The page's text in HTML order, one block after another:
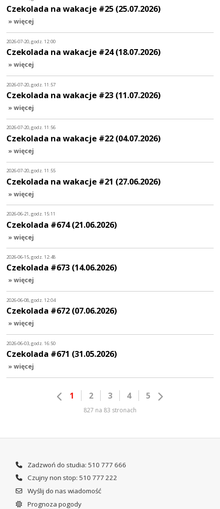
Czekolada na wakacje #25 (25.07.2026)
» więcej
2026-07-20, godz. 12:00
Czekolada na wakacje #24 (18.07.2026)
» więcej
2026-07-20, godz. 11:57
Czekolada na wakacje #23 (11.07.2026)
» więcej
2026-07-20, godz. 11:56
Czekolada na wakacje #22 (04.07.2026)
» więcej
2026-07-20, godz. 11:55
Czekolada na wakacje #21 (27.06.2026)
» więcej
2026-06-21, godz. 15:11
Czekolada #674 (21.06.2026)
» więcej
2026-06-15, godz. 12:48
Czekolada #673 (14.06.2026)
» więcej
2026-06-08, godz. 12:04
Czekolada #672 (07.06.2026)
» więcej
2026-06-03, godz. 16:50
Czekolada #671 (31.05.2026)
» więcej
1 2 3 4 5
827 na 83 stronach
Zadzwoń do studia: 510 777 666
Czujny non stop: 510 777 222
Wyślij do nas wiadomość
Prognoza pogody